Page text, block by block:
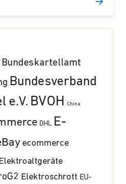
Bundeskartellamt
Bundesverband
e.V. BVOH China
DHL E-
ecommerce
Elektroaltgeräte
Elektroschrott EU-